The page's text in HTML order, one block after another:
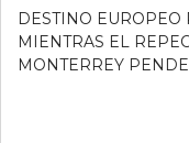
DESTINO EUROPEO
MIENTRAS EL
MONTERREY